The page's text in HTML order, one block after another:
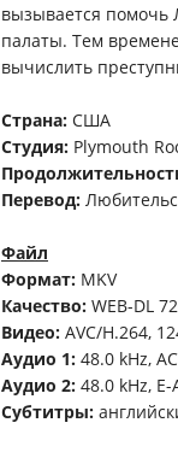
вызывается помочь
палаты. Тем
вычислить
Страна: США
Студия: Plymouth
Перевод:
Файл
Формат: MKV
Качество: WEB-DL
Видео: AVC/H.264,
Аудио 1: 48.0 kHz,
Аудио 2: 48.0 kHz,
Субтитры: